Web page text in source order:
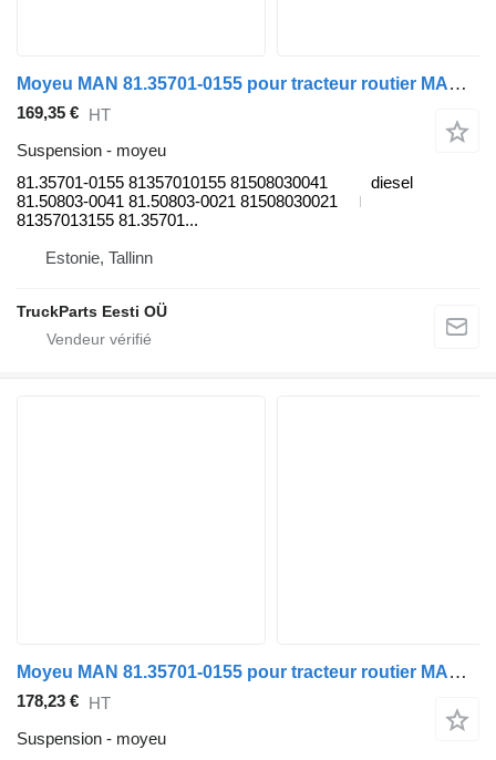
Moyeu MAN 81.35701-0155 pour tracteur routier MAN TGL, TGM, TGS, TGX (2005-2021)
169,35 € HT
Suspension - moyeu
81.35701-0155 81357010155 81508030041
81.50803-0041 81.50803-0021 81508030021
81357013155 81.35701...
diesel
Estonie, Tallinn
TruckParts Eesti OÜ
Moyeu MAN 81.35701-0155 pour tracteur routier MAN TGL, TGM, TGS, TGX (2005-2021)
178,23 € HT
Suspension - moyeu